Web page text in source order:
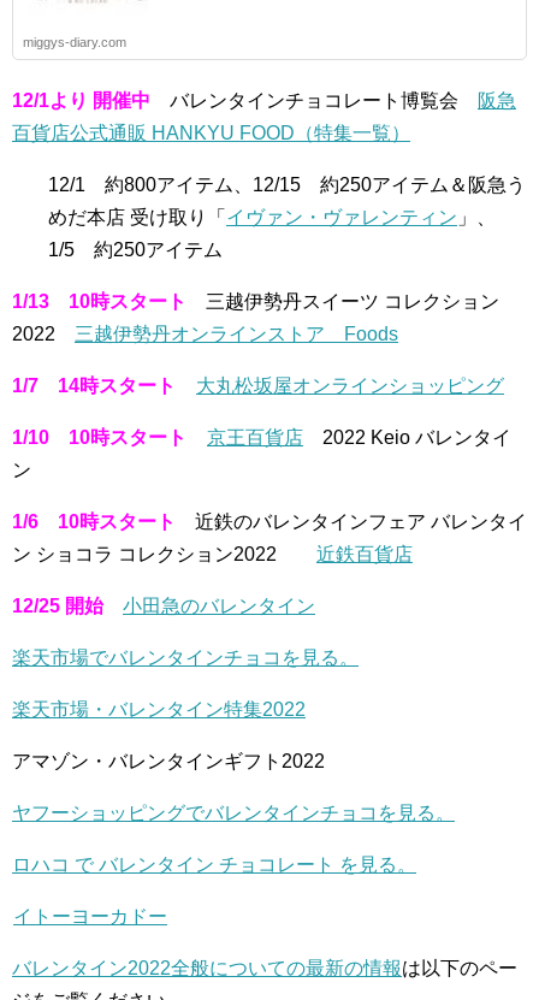
miggys-diary.com
12/1より 開催中 バレンタインチョコレート博覧会
阪急
百貨店公式通販 HANKYU FOOD（特集一覧）
12/1 約800アイテム、12/15 約250アイテム＆阪急う
めだ本店 受け取り「 イヴァン・ヴァレンティン 」、
1/5 約250アイテム
1/13 10時スタート
三越伊勢丹スイーツ コレクション
2022 三越伊勢丹オンラインストア Foods
1/7 14時スタート 大丸松坂屋オンラインショッピング
1/10 10時スタート 京王百貨店 2022 Keio バレンタイ
ン
1/6 10時スタート
近鉄のバレンタインフェア バレンタイ
ン ショコラ コレクション2022 近鉄百貨店
12/25 開始 小田急のバレンタイン
楽天市場でバレンタインチョコを見る。
楽天市場・バレンタイン特集2022
アマゾン・バレンタインギフト2022
ヤフーショッピングでバレンタインチョコを見る。
ロハコ で バレンタイン チョコレート を見る。
イトーヨーカドー
バレンタイン2022全般についての最新の情報は以下のペー